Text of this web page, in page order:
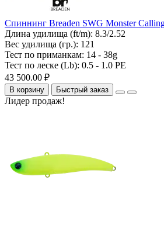
Спиннинг Breaden SWG Monster
Длина удилища (ft/m): 8.3/2.52
Вес удилища (гр.): 121
Тест по приманкам: 14 - 38g
Тест по леске (Lb): 0.5 - 1.0 PE
43 500.00 ₽
В корзину Быстрый заказ
Лидер продаж!